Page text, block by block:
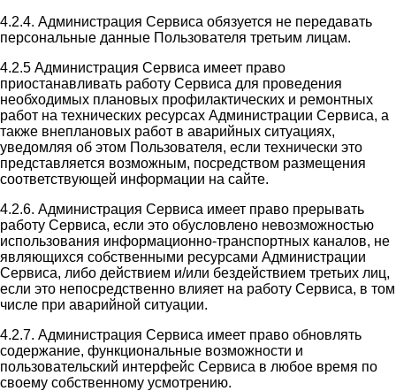
4.2.4. Администрация Сервиса обязуется не передавать
персональные данные Пользователя третьим лицам.
4.2.5 Администрация Сервиса имеет право
приостанавливать работу Сервиса для проведения
необходимых плановых профилактических и ремонтных
работ на технических ресурсах Администрации Сервиса, а
также внеплановых работ в аварийных ситуациях,
уведомляя об этом Пользователя, если технически это
представляется возможным, посредством размещения
соответствующей информации на сайте.
4.2.6. Администрация Сервиса имеет право прерывать
работу Сервиса, если это обусловлено невозможностью
использования информационно-транспортных каналов, не
являющихся собственными ресурсами Администрации
Сервиса, либо действием и/или бездействием третьих лиц,
если это непосредственно влияет на работу Сервиса, в том
числе при аварийной ситуации.
4.2.7. Администрация Сервиса имеет право обновлять
содержание, функциональные возможности и
пользовательский интерфейс Сервиса в любое время по
своему собственному усмотрению.